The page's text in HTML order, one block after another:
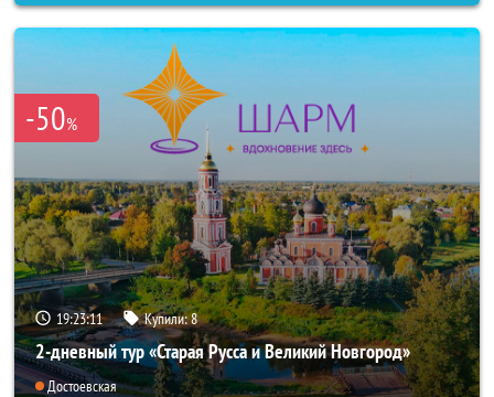
-50%
19:23:07 Купили:8
2-дневный тур «Старая Русса и Великий Новгород»
Достоевская